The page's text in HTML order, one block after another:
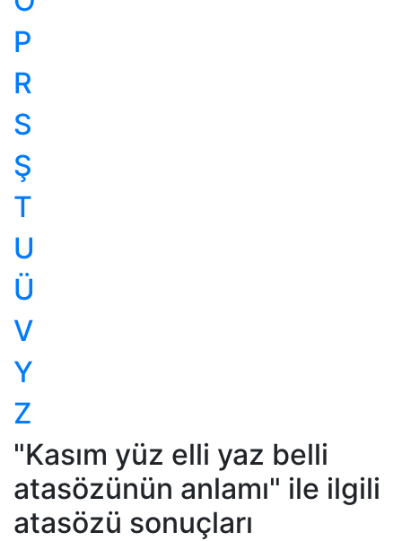
P
R
S
Ş
T
U
Ü
V
Y
Z
"Kasım yüz elli yaz belli
atasözünün anlamı" ile ilgili
atasözü sonuçları